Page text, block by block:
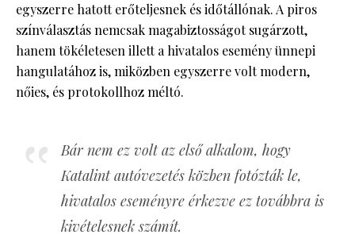
egyszerre hatott erőteljesnek és időtállónak. A piros
színválasztás nemcsak magabiztosságot sugárzott,
hanem tökéletesen illett a hivatalos esemény ünnepi
hangulatához is, miközben egyszerre volt modern,
nőies, és protokollhoz méltó.
Bár nem ez volt az első alkalom, hogy
Katalint autóvezetés közben fotózták le,
hivatalos eseményre érkezve ez továbbra is
kivételesnek számít.